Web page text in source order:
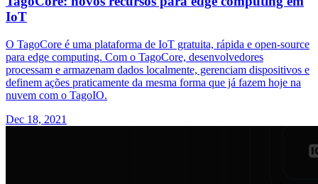
IoT
O TagoCore é uma plataforma de IoT gratuita, rápida e open-source
para edge computing. Com o TagoCore, desenvolvedores
processam e armazenam dados localmente, gerenciam dispositivos e
definem ações praticamente da mesma forma que já fazem hoje na
nuvem com o TagoIO.
Dec 18, 2021